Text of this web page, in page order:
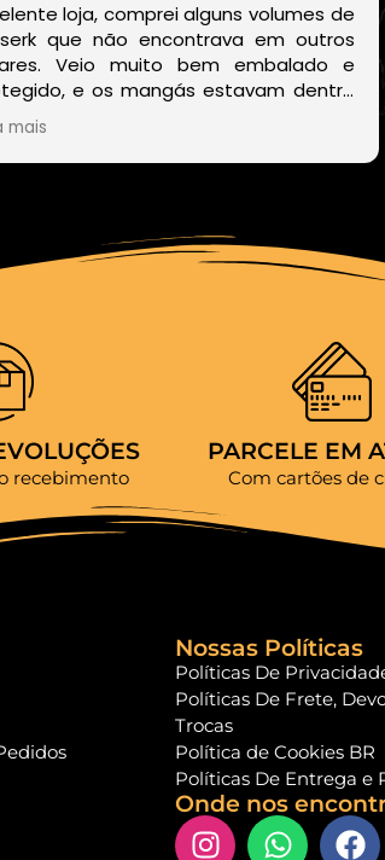
loja, comprei alguns volumes de
que não encontrava em outros
Veio muito bem embalado e
e os mangás estavam dentro
embrulho muito bonito. E o site
também é muito fácil de encontrar
disponíveis sem precisar ficar
mais
recebimento
PARCELE EM
Com cartões de
Nossas Políticas
Políticas De
Políticas De Frete,
Trocas
Política de Cookies BR
Políticas De Entrega e
Onde nos